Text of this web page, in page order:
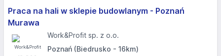
Praca na hali w sklepie budowlanym - Poznań
Murawa
Work&Profit sp. z o.o.
Poznań (Biedrusko - 16km)